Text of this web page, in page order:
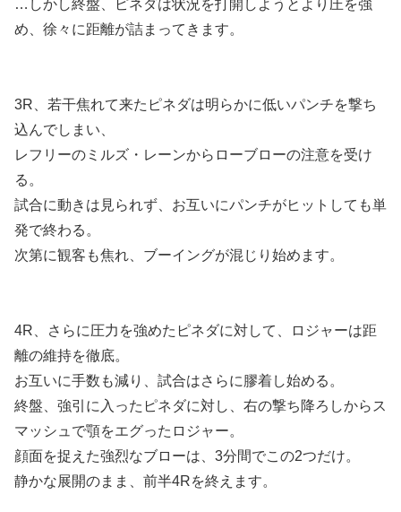
…しかし終盤、ピネダは状況を打開しようとより圧を強
め、徐々に距離が詰まってきます。
3R、若干焦れて来たピネダは明らかに低いパンチを撃ち
込んでしまい、
レフリーのミルズ・レーンからローブローの注意を受け
る。
試合に動きは見られず、お互いにパンチがヒットしても単
発で終わる。
次第に観客も焦れ、ブーイングが混じり始めます。
4R、さらに圧力を強めたピネダに対して、ロジャーは距
離の維持を徹底。
お互いに手数も減り、試合はさらに膠着し始める。
終盤、強引に入ったピネダに対し、右の撃ち降ろしからス
マッシュで顎をエグったロジャー。
顔面を捉えた強烈なブローは、3分間でこの2つだけ。
静かな展開のまま、前半4Rを終えます。